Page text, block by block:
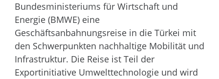
Bundesministeriums für Wirtschaft und
Energie (BMWE) eine
Geschäftsanbahnungsreise in die Türkei mit
den Schwerpunkten nachhaltige Mobilität und
Infrastruktur. Die Reise ist Teil der
Exportinitiative Umwelttechnologie und wird